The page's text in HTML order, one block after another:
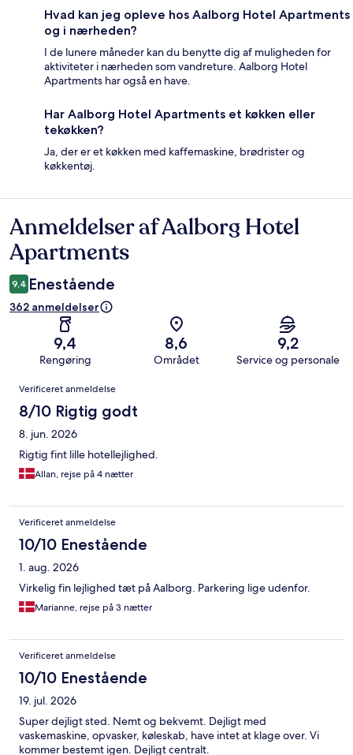
Hvad kan jeg opleve hos Aalborg Hotel Apartments
og i nærheden?
I de lunere måneder kan du benytte dig af muligheden for
aktiviteter i nærheden som vandreture. Aalborg Hotel
Apartments har også en have.
Har Aalborg Hotel Apartments et køkken eller
tekøkken?
Ja, der er et køkken med kaffemaskine, brødrister og
køkkentøj.
Anmeldelser
Anmeldelser af Aalborg Hotel
Apartments
9,4 Enestående
362 anmeldelser
9,4
Rengøring
8,6
Området
9,2
Service og personale
Anmeldelser
Verificeret anmeldelse
8/10 Rigtig godt
8. jun. 2026
Rigtig fint lille hotellejlighed.
Allan, rejse på 4 nætter
Verificeret anmeldelse
10/10 Enestående
1. aug. 2026
Virkelig fin lejlighed tæt på Aalborg. Parkering lige udenfor.
Marianne, rejse på 3 nætter
Verificeret anmeldelse
10/10 Enestående
19. jul. 2026
Super dejligt sted. Nemt og bekvemt. Dejligt med
vaskemaskine, opvasker, køleskab, have intet at klage over. Vi
kommer bestemt igen. Dejligt centralt.